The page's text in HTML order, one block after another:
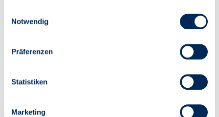
Notwendig
Präferenzen
Statistiken
Marketing